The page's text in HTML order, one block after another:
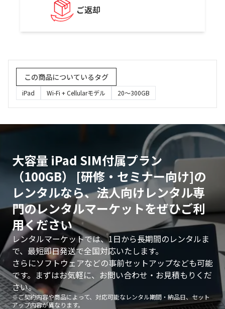
ご返却
この商品についているタグ
iPad Wi-Fi + Cellularモデル 20〜300GB
大容量 iPad SIM付属プラン
（100GB） [研修・セミナー向け]の
レンタルなら、法人向けレンタル専
門のレンタルマーケットをぜひご利
用ください
レンタルマーケットでは、1日から長期間のレンタルま
で、最短即日発送で全国対応いたします。
さらにソフトウェアなどの事前セットアップなども可能
です。まずはお気軽に、お問い合わせ・お見積もりくだ
さい。
※ご契約内容や商品によって、対応可能なレンタル期間・納品日、セット
アップ内容が異なります。